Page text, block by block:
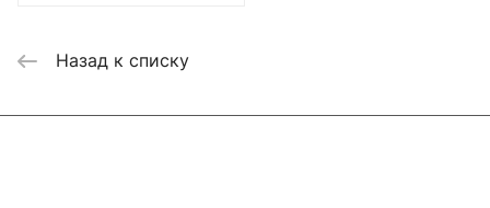
Назад к списку